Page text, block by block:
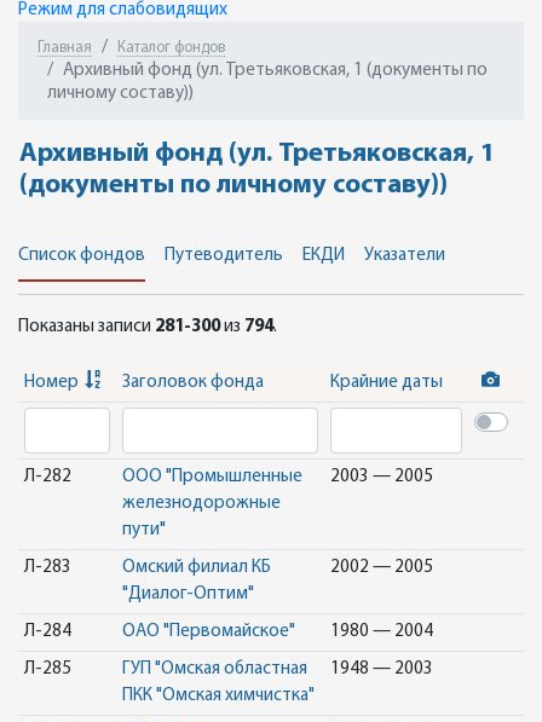
Режим для слабовидящих
Главная Каталог фондов
Архивный фонд (ул. Третьяковская, 1 (документы по
личному составу))
Архивный фонд (ул. Третьяковская, 1
(документы по личному составу))
Список фондов Путеводитель ЕКДИ Указатели
Показаны записи 281-300из 794.
Номер Заголовок фонда Крайние даты
Л-282
ООО "Промышленные
железнодорожные
пути"
2003 — 2005
Л-283
Омский филиал КБ
"Диалог-Оптим"
2002 — 2005
Л-284 ОАО "Первомайское" 1980 — 2004
Л-285
ГУП "Омская областная
ПКК "Омская химчистка"
1948 — 2003